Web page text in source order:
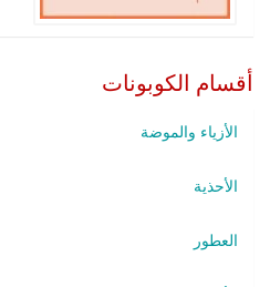
أقسام الكوبونات
الأزياء والموضة
الأحذية
العطور